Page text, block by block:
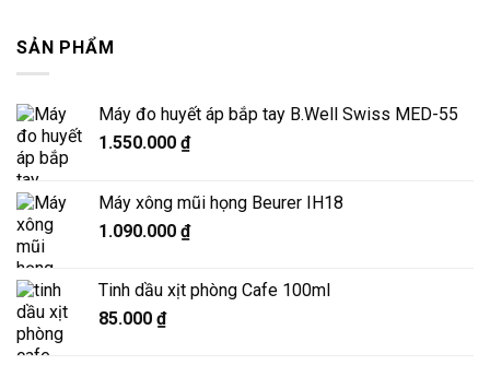
SẢN PHẨM
Máy đo huyết áp bắp tay B.Well Swiss MED-55
1.550.000 ₫
Máy xông mũi họng Beurer IH18
1.090.000 ₫
Tinh dầu xịt phòng Cafe 100ml
85.000 ₫